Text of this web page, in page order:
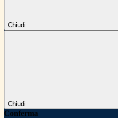
Chiudi
Chiudi
Conferma